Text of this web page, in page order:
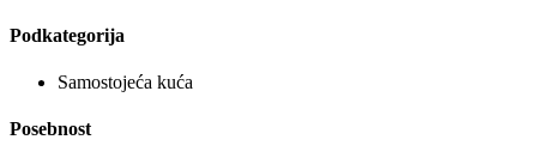
Podkategorija
Samostojeća kuća
Posebnost